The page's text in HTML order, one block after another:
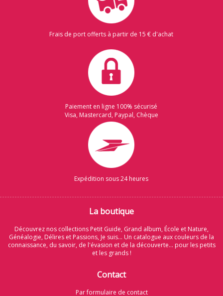
Frais de port offerts à partir de 15 € d'achat
Paiement en ligne 100% sécurisé
Visa, Mastercard, Paypal, Chèque
Expédition sous 24 heures
La boutique
Découvrez nos collections Petit Guide, Grand album, École et Nature,
Généalogie, Délires et Passions, Je suis... Un catalogue aux couleurs de la
connaissance, du savoir, de l'évasion et de la découverte... pour les petits
et les grands !
Contact
Par formulaire de contact